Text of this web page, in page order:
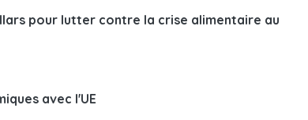
pour lutter contre la crise alimentaire au
avec l'UE